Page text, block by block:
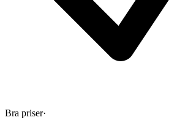
Bra priser·